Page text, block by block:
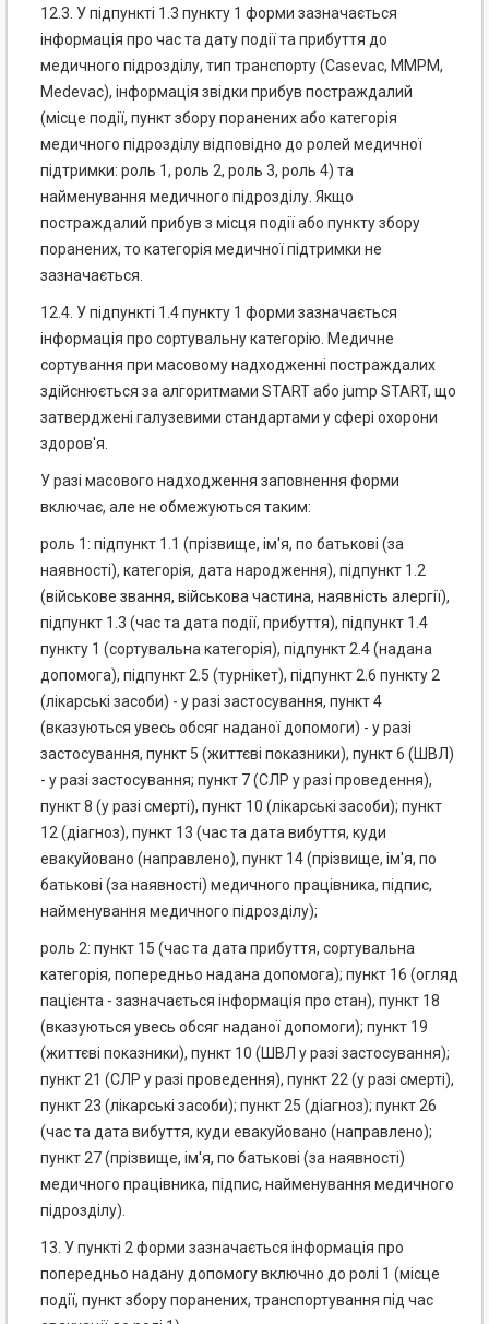
12.3. У підпункті 1.3 пункту 1 форми зазначається
інформація про час та дату події та прибуття до
медичного підрозділу, тип транспорту (Casevac, MMPM,
Medevac), інформація звідки прибув постраждалий
(місце події, пункт збору поранених або категорія
медичного підрозділу відповідно до ролей медичної
підтримки: роль 1, роль 2, роль 3, роль 4) та
найменування медичного підрозділу. Якщо
постраждалий прибув з місця події або пункту збору
поранених, то категорія медичної підтримки не
зазначається.
12.4. У підпункті 1.4 пункту 1 форми зазначається
інформація про сортувальну категорію. Медичне
сортування при масовому надходженні постраждалих
здійснюється за алгоритмами START або jump START, що
затверджені галузевими стандартами у сфері охорони
здоров'я.
У разі масового надходження заповнення форми
включає, але не обмежуються таким:
роль 1: підпункт 1.1 (прізвище, ім'я, по батькові (за
наявності), категорія, дата народження), підпункт 1.2
(військове звання, військова частина, наявність алергії),
підпункт 1.3 (час та дата події, прибуття), підпункт 1.4
пункту 1 (сортувальна категорія), підпункт 2.4 (надана
допомога), підпункт 2.5 (турнікет), підпункт 2.6 пункту 2
(лікарські засоби) - у разі застосування, пункт 4
(вказуються увесь обсяг наданої допомоги) - у разі
застосування, пункт 5 (життєві показники), пункт 6 (ШВЛ)
- у разі застосування; пункт 7 (СЛР у разі проведення),
пункт 8 (у разі смерті), пункт 10 (лікарські засоби); пункт
12 (діагноз), пункт 13 (час та дата вибуття, куди
евакуйовано (направлено), пункт 14 (прізвище, ім'я, по
батькові (за наявності) медичного працівника, підпис,
найменування медичного підрозділу);
роль 2: пункт 15 (час та дата прибуття, сортувальна
категорія, попередньо надана допомога); пункт 16 (огляд
пацієнта - зазначається інформація про стан), пункт 18
(вказуються увесь обсяг наданої допомоги); пункт 19
(життєві показники), пункт 10 (ШВЛ у разі застосування);
пункт 21 (СЛР у разі проведення), пункт 22 (у разі смерті),
пункт 23 (лікарські засоби); пункт 25 (діагноз); пункт 26
(час та дата вибуття, куди евакуйовано (направлено);
пункт 27 (прізвище, ім'я, по батькові (за наявності)
медичного працівника, підпис, найменування медичного
підрозділу).
13. У пункті 2 форми зазначається інформація про
попередньо надану допомогу включно до ролі 1 (місце
події, пункт збору поранених, транспортування під час